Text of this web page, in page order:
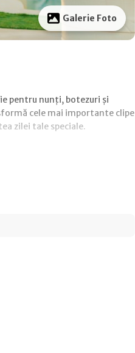
Galerie Foto
pentru nunți, botezuri și
cele mai importante clipe
zilei tale speciale.